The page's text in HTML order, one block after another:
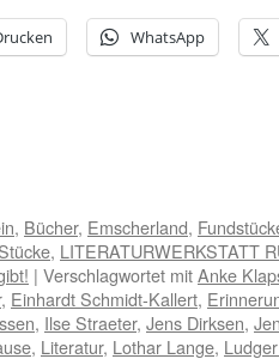
WhatsApp
, Bücher, Emscherland,
, LITERATURWERKSTATT
| Verschlagwortet mitAnke
, Einhardt Schmidt-Kallert,
, Ilse Straeter, Jens Dirksen,
, Literatur, Lothar Lange,